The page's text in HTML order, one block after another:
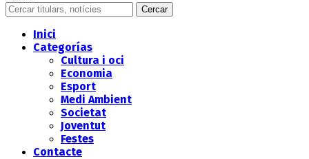
Inici
Categorías
Cultura i oci
Economia
Esport
Medi Ambient
Societat
Joventut
Festes
Contacte